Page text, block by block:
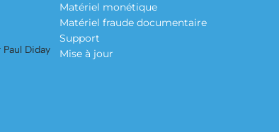
Diday
Matériel monétique
Matériel fraude documentaire
Support
Mise à jour